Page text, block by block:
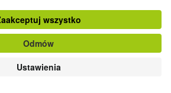
|Ustawienia prywatności|Ochrona danych